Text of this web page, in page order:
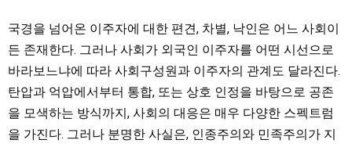
국경을 넘어온 이주자에 대한 편견, 차별, 낙인은 어느 사회이
든 존재한다. 그러나 사회가 외국인 이주자를 어떤 시선으로
바라보느냐에 따라 사회구성원과 이주자의 관계도 달라진다.
탄압과 억압에서부터 통합, 또는 상호 인정을 바탕으로 공존
을 모색하는 방식까지, 사회의 대응은 매우 다양한 스펙트럼
을 가진다. 그러나 분명한 사실은, 인종주의와 민족주의가 지